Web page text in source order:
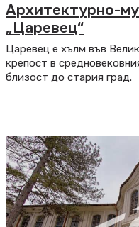
Архитектурно-
„Царевец“
Царевец е хълм във
крепост в
близост до стария град.